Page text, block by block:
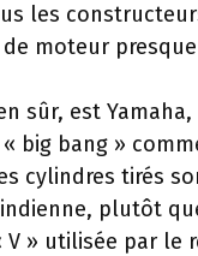
les
moteur
sûr, est
big bang »
cylindres tirés
plutôt
» utilisée par le